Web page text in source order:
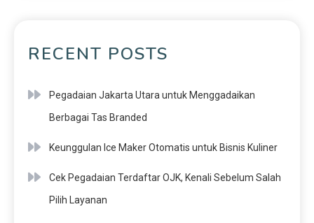
RECENT POSTS
Pegadaian Jakarta Utara untuk Menggadaikan
Berbagai Tas Branded
Keunggulan Ice Maker Otomatis untuk Bisnis Kuliner
Cek Pegadaian Terdaftar OJK, Kenali Sebelum Salah
Pilih Layanan